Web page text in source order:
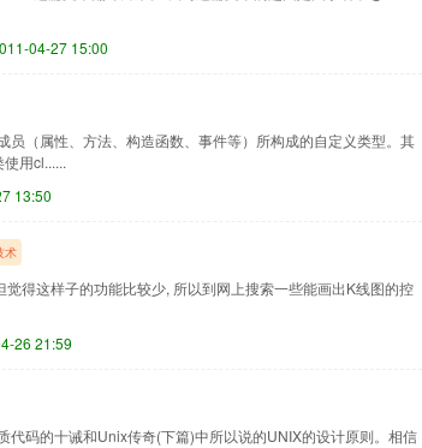
04-27 15:00
（属性、方法、构造函数、事件等）所构成的自定义类型。其
用cl......
13:50
术
得这样子的功能比较少, 所以到网上搜索一些能画出K线图的控
26 21:59
代码的十诫和Unix传奇(下篇)中所以说的UNIX的设计原则。相信